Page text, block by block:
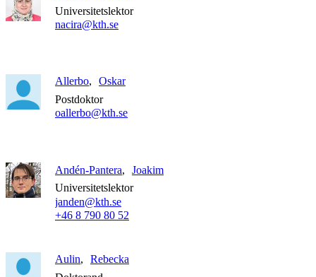
Universitetslektor
nacira@kth.se
Allerbo
Oskar
Postdoktor
oallerbo@kth.se
Andén-Pantera
Joakim
Universitetslektor
janden@kth.se
+46 8 790 80 52
Aulin
Rebecka